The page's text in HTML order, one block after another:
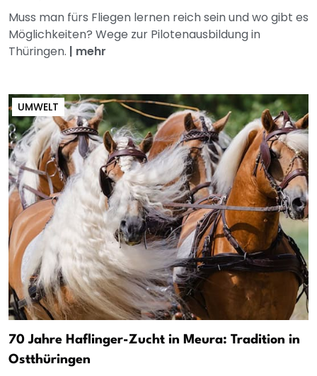
Muss man fürs Fliegen lernen reich sein und wo gibt es
Möglichkeiten? Wege zur Pilotenausbildung in
Thüringen. | mehr
UMWELT
70 Jahre Haflinger-Zucht in Meura: Tradition in
Ostthüringen